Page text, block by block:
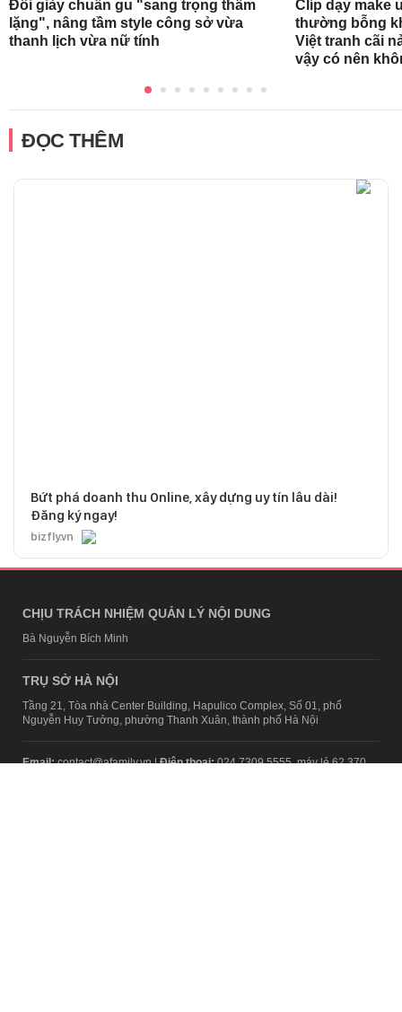
Đôi giày chuẩn gu "sang trọng thầm
lặng", nâng tầm style công sở vừa
thanh lịch vừa nữ tính
Clip dạy make
thường bỗng
Việt tranh cãi
vậy có nên
ĐỌC THÊM
Bứt phá doanh thu Online, xây dựng uy tín lâu dài!
Đăng ký ngay!
bizfly.vn
CHỊU TRÁCH NHIỆM QUẢN LÝ NỘI DUNG
Bà Nguyễn Bích Minh
TRỤ SỞ HÀ NỘI
Tầng 21, Tòa nhà Center Building, Hapulico Complex, Số 01, phố
Nguyễn Huy Tưởng, phường Thanh Xuân, thành phố Hà Nội
Email:contact@afamily.vn |Điện thoại:024 7309 5555, máy lẻ 62.370